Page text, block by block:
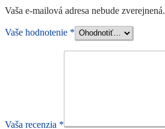
Vaša e-mailová adresa nebude zverejnená.
Vaše hodnotenie *
Vaša recenzia *